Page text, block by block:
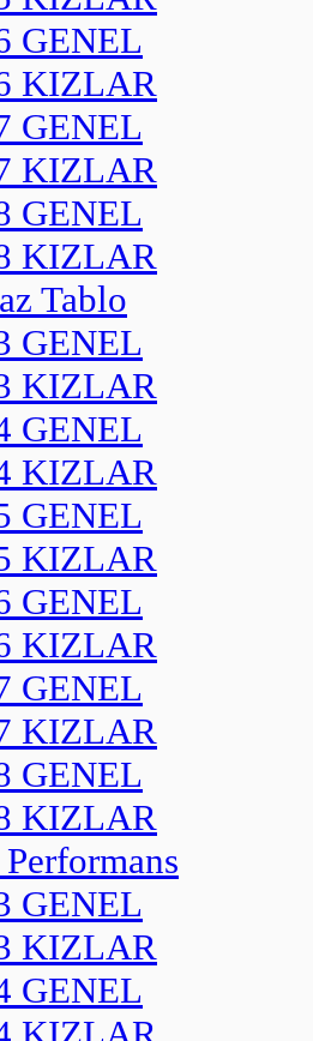
GENEL
KIZLAR
GENEL
KIZLAR
GENEL
KIZLAR
Tablo
GENEL
KIZLAR
GENEL
KIZLAR
GENEL
KIZLAR
GENEL
KIZLAR
GENEL
KIZLAR
GENEL
KIZLAR
GENEL
KIZLAR
GENEL